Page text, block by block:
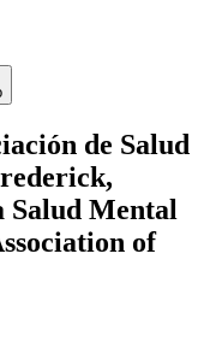
de Salud
Salud Mental
of